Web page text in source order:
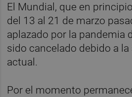
El Mundial, que en
del 13 al 21 de marzo
aplazado por la pandemia
sido cancelado debido a
actual.
Por el momento